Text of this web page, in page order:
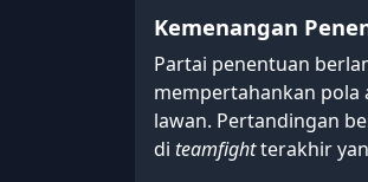
Kemenangan
Partai penentuan
mempertahankan pola
lawan. Pertandingan
di teamfightterakhir